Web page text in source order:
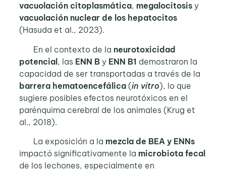
vacuolación citoplasmática, megalocitosisy
vacuolación nuclear de los hepatocitos
(Hasuda et al., 2023).
En el contexto de la neurotoxicidad
potencial, las ENN By ENN B1 demostraron la
capacidad de ser transportadas a través de la
barrera hematoencefálica(in vitro), lo que
sugiere posibles efectos neurotóxicos en el
parénquima cerebral de los animales (Krug et
al., 2018).
La exposición a la mezcla de BEA y ENNs
impactó significativamente la microbiota fecal
de los lechones, especialmente en